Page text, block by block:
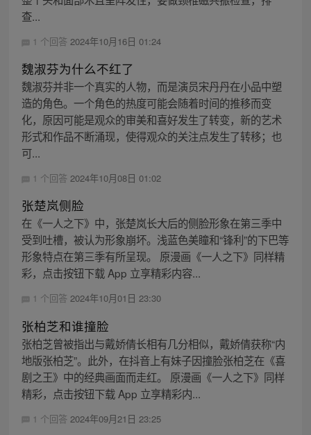
查...
1 个回答 2024年10月16日 01:24
魏淑芬为什么不红了
魏淑芬并非一个真实的人物，而是演员宋丹丹在小品中塑
造的角色。一个角色的热度可能会随着时间的推移而变
化，原因可能是观众的审美和喜好发生了转变，新的艺术
形式和作品不断涌现，使得观众的关注点发生了转移；也
可...
1 个回答 2024年10月08日 01:02
张楚岚侧脸
在《一人之下》中，张楚岚长大后的侧脸形象在第三季中
受到吐槽，被认为形象崩坏。浅蓝色美瞳和“锋利”的下巴等
形象特点在第三季有所呈现。 原漫画《一人之下》同样精
彩，点击按钮下载 App 立享精彩内容...
1 个回答 2024年10月01日 23:30
张柏芝和谁撞脸
张柏芝曾被指出与戴娇倩长相有几分相似，戴娇倩获称“内
地版张柏芝”。此外，在抖音上有妹子因撞脸张柏芝在《喜
剧之王》中的经典画面而走红。 原漫画《一人之下》同样
精彩，点击按钮下载 App 立享精彩内...
1 个回答 2024年09月21日 23:25